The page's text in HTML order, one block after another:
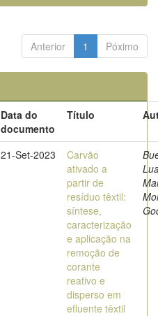
Anterior 1 Póximo
Data do
documento
Título
21-Set-2023
Carvão
ativado a
partir de
resíduo têxtil:
síntese,
caracterização
e aplicação na
remoção de
corante
reativo e
disperso em
efluente têxtil